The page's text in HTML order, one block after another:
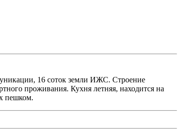
16 соток земли ИЖС. Строение
проживания. Кухня летняя, находится на
пешком.